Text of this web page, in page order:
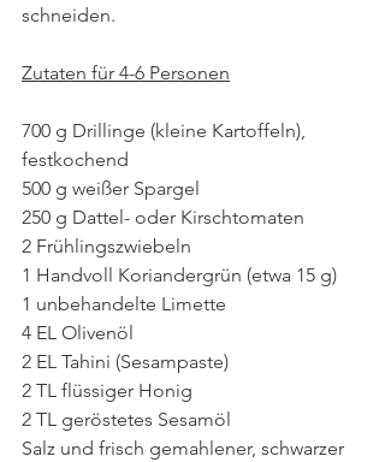
schneiden.
Zutaten für 4-6 Personen
700 g Drillinge (kleine Kartoffeln),
festkochend
500 g weißer Spargel
250 g Dattel- oder Kirschtomaten
2 Frühlingszwiebeln
1 Handvoll Koriandergrün (etwa 15 g)
1 unbehandelte Limette
4 EL Olivenöl
2 EL Tahini (Sesampaste)
2 TL flüssiger Honig
2 TL geröstetes Sesamöl
Salz und frisch gemahlener, schwarzer